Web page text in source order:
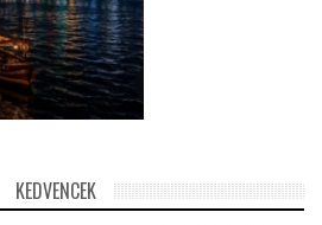
KEDVENCEK